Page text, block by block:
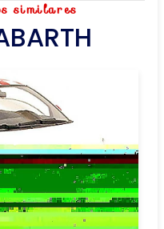
similares